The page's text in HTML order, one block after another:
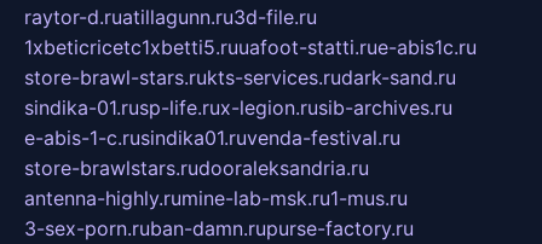
raytor-d.ruatillagunn.ru3d-file.ru
1xbeticricetc1xbetti5.ruuafoot-statti.rue-abis1c.ru
store-brawl-stars.rukts-services.rudark-sand.ru
sindika-01.rusp-life.rux-legion.rusib-archives.ru
e-abis-1-c.rusindika01.ruvenda-festival.ru
store-brawlstars.rudooraleksandria.ru
antenna-highly.rumine-lab-msk.ru1-mus.ru
3-sex-porn.ruban-damn.rupurse-factory.ru